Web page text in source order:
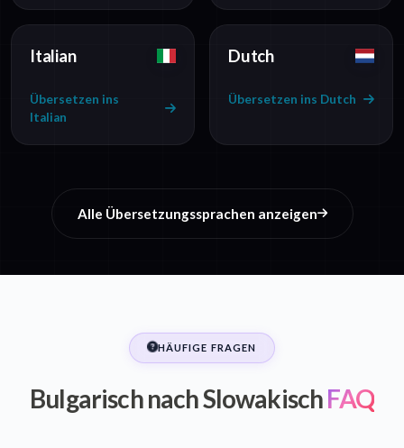
Italian
Übersetzen ins
Italian
Dutch
Übersetzen ins Dutch
Alle Übersetzungssprachen anzeigen
HÄUFIGE FRAGEN
Bulgarisch nach SlowakischFAQ